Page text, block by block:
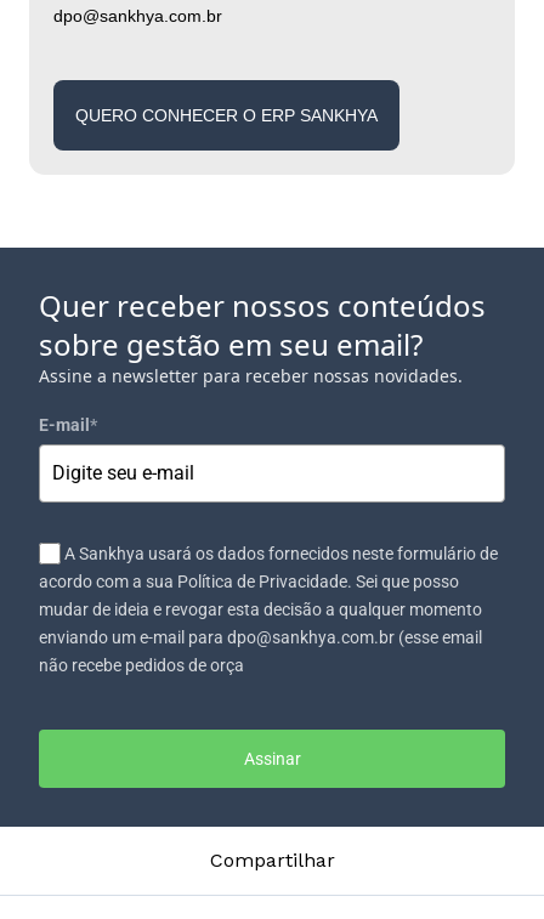
dpo@sankhya.com.br
QUERO CONHECER O ERP SANKHYA
Quer receber nossos conteúdos
sobre gestão em seu email?
Assine a newsletter para receber nossas novidades.
E-mail *
A Sankhya usará os dados fornecidos neste formulário de
acordo com a sua Política de Privacidade. Sei que posso
mudar de ideia e revogar esta decisão a qualquer momento
enviando um e-mail para dpo@sankhya.com.br (esse email
não recebe pedidos de orça
Assinar
Compartilhar